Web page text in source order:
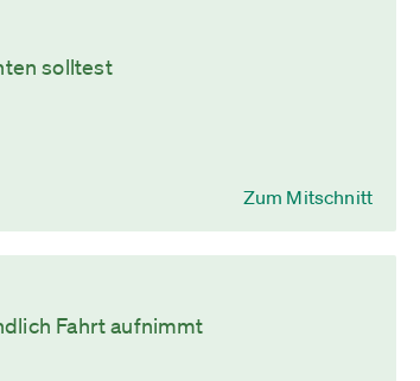
solltest
Zum Mitschnitt
Fahrt aufnimmt